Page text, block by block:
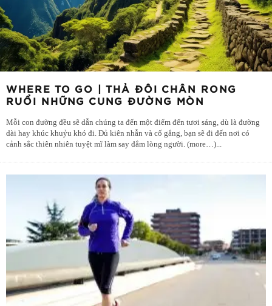
WHERE TO GO | THẢ ĐÔI CHÂN RONG
RUỔI NHỮNG CUNG ĐƯỜNG MÒN
Mỗi con đường đều sẽ dẫn chúng ta đến một điểm đến tươi sáng, dù là đường
dài hay khúc khuỷu khó đi. Đủ kiên nhẫn và cố gắng, bạn sẽ đi đến nơi có
cảnh sắc thiên nhiên tuyệt mĩ làm say đắm lòng người. (more…)...